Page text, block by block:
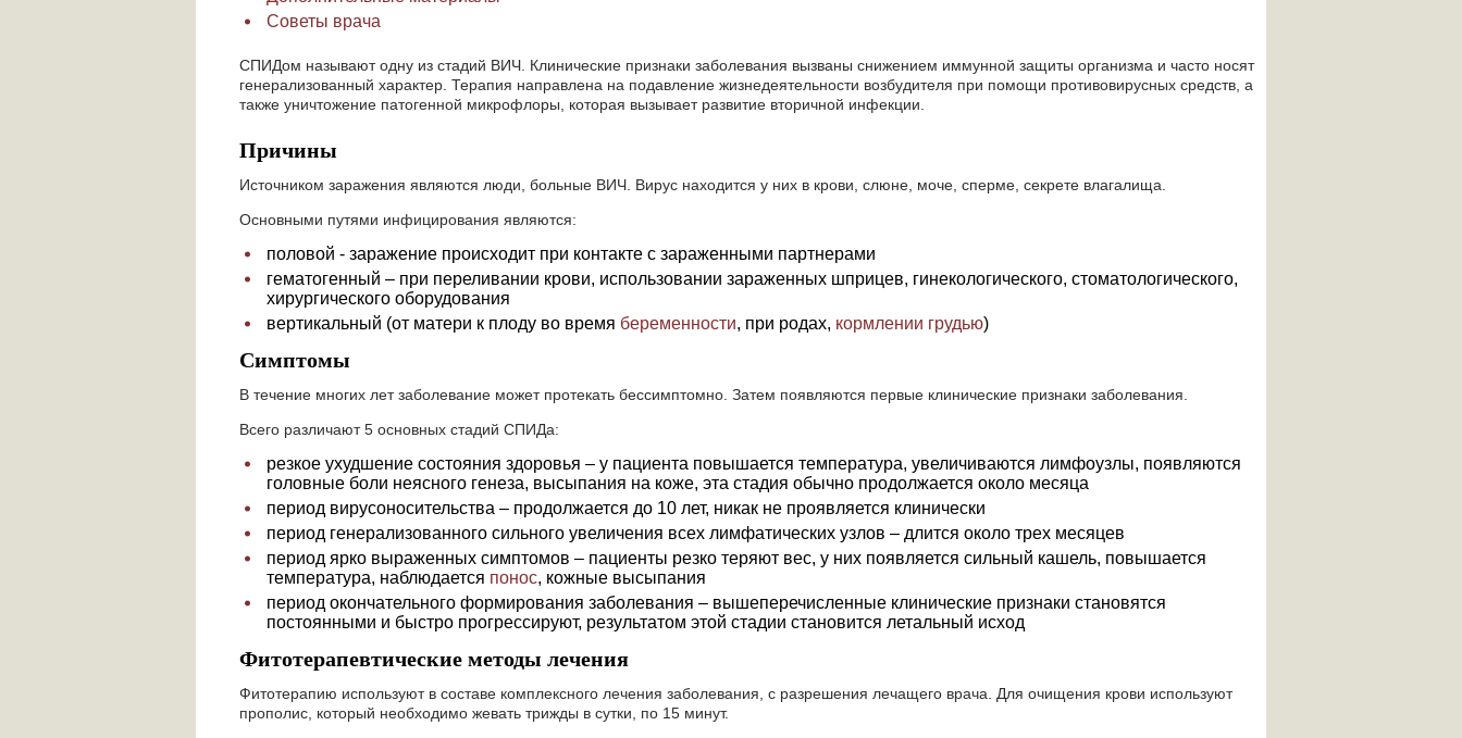
Советы врача
СПИДом называют одну из стадий ВИЧ. Клинические признаки заболевания вызваны снижением иммунной защиты организма и часто носят
генерализованный характер. Терапия направлена на подавление жизнедеятельности возбудителя при помощи противовирусных средств, а
также уничтожение патогенной микрофлоры, которая вызывает развитие вторичной инфекции.
Причины
Источником заражения являются люди, больные ВИЧ. Вирус находится у них в крови, слюне, моче, сперме, секрете влагалища.
Основными путями инфицирования являются:
половой - заражение происходит при контакте с зараженными партнерами
гематогенный – при переливании крови, использовании зараженных шприцев, гинекологического, стоматологического,
хирургического оборудования
вертикальный (от матери к плоду во время беременности, при родах, кормлении грудью)
Симптомы
В течение многих лет заболевание может протекать бессимптомно. Затем появляются первые клинические признаки заболевания.
Всего различают 5 основных стадий СПИДа:
резкое ухудшение состояния здоровья – у пациента повышается температура, увеличиваются лимфоузлы, появляются
головные боли неясного генеза, высыпания на коже, эта стадия обычно продолжается около месяца
период вирусоносительства – продолжается до 10 лет, никак не проявляется клинически
период генерализованного сильного увеличения всех лимфатических узлов – длится около трех месяцев
период ярко выраженных симптомов – пациенты резко теряют вес, у них появляется сильный кашель, повышается
температура, наблюдается понос, кожные высыпания
период окончательного формирования заболевания – вышеперечисленные клинические признаки становятся
постоянными и быстро прогрессируют, результатом этой стадии становится летальный исход
Фитотерапевтические методы лечения
Фитотерапию используют в составе комплексного лечения заболевания, с разрешения лечащего врача. Для очищения крови используют
прополис, который необходимо жевать трижды в сутки, по 15 минут.